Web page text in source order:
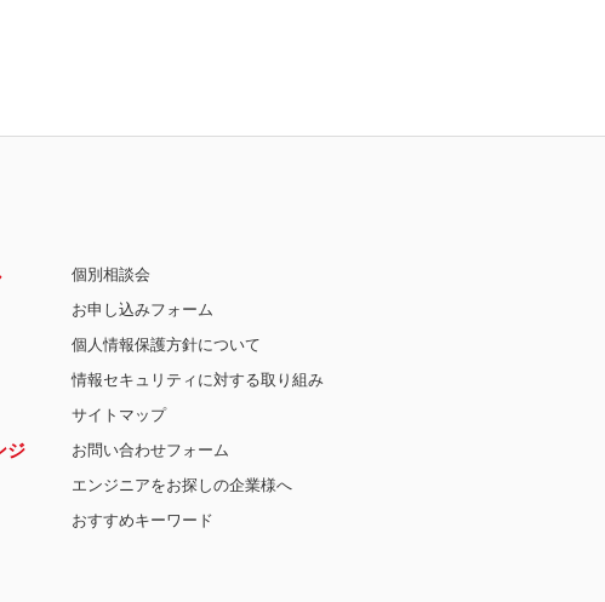
ジ
個別相談会
お申し込みフォーム
個人情報保護方針について
情報セキュリティに対する取り組み
サイトマップ
お問い合わせフォーム
エンジニアをお探しの企業様へ
おすすめキーワード